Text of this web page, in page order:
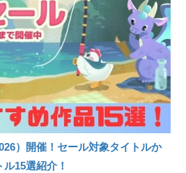
）開催！セール対象タイトルか
15選紹介！